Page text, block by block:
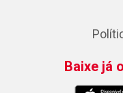
Baixe já